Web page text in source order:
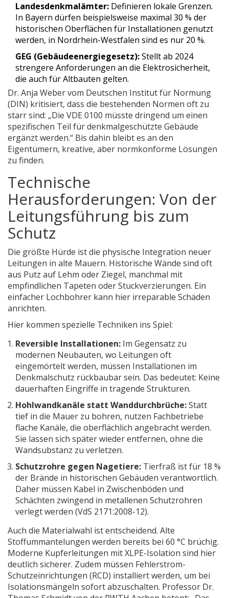
Landesdenkmalämter: Definieren lokale Grenzen.
In Bayern dürfen beispielsweise maximal 30 % der
historischen Oberflächen für Installationen genutzt
werden, in Nordrhein-Westfalen sind es nur 20 %.
GEG (Gebäudeenergiegesetz):Stellt ab 2024
strengere Anforderungen an die Elektrosicherheit,
die auch für Altbauten gelten.
Dr. Anja Weber vom Deutschen Institut für Normung
(DIN) kritisiert, dass die bestehenden Normen oft zu
starr sind: „Die VDE 0100 müsste dringend um einen
spezifischen Teil für denkmalgeschützte Gebäude
ergänzt werden.“ Bis dahin bleibt es an den
Eigentümern, kreative, aber normkonforme Lösungen
zu finden.
Technische
Herausforderungen: Von der
Leitungsführung bis zum
Schutz
Die größte Hürde ist die physische Integration neuer
Leitungen in alte Mauern. Historische Wände sind oft
aus Putz auf Lehm oder Ziegel, manchmal mit
empfindlichen Tapeten oder Stuckverzierungen. Ein
einfacher Lochbohrer kann hier irreparable Schäden
anrichten.
Hier kommen spezielle Techniken ins Spiel:
Reversible Installationen: Im Gegensatz zu
modernen Neubauten, wo Leitungen oft
eingemörtelt werden, müssen Installationen im
Denkmalschutz rückbaubar sein. Das bedeutet: Keine
dauerhaften Eingriffe in tragende Strukturen.
Hohlwandkanäle statt Wanddurchbrüche:Statt
tief in die Mauer zu bohren, nutzen Fachbetriebe
flache Kanäle, die oberflächlich angebracht werden.
Sie lassen sich später wieder entfernen, ohne die
Wandsubstanz zu verletzen.
Schutzrohre gegen Nagetiere: Tierfraß ist für 18 %
der Brände in historischen Gebäuden verantwortlich.
Daher müssen Kabel in Zwischenböden und
Schächten zwingend in metallenen Schutzrohren
verlegt werden (VdS 2171:2008-12).
Auch die Materialwahl ist entscheidend. Alte
Stoffummantelungen werden bereits bei 60 °C brüchig.
Moderne Kupferleitungen mit XLPE-Isolation sind hier
deutlich sicherer. Zudem müssen Fehlerstrom-
Schutzeinrichtungen (RCD) installiert werden, um bei
Isolationsmängeln sofort abzuschalten. Professor Dr.